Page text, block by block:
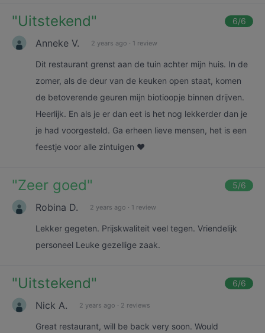
"Uitstekend" 6/6
Anneke V. 2 years ago · 1 review
Dit restaurant grenst aan de tuin achter mijn huis. In de
zomer, als de deur van de keuken open staat, komen
de betoverende geuren mijn biotioopje binnen drijven.
Heerlijk. En als je er dan eet is het nog lekkerder dan je
je had voorgesteld. Ga erheen lieve mensen, het is een
feestje voor alle zintuigen ❤️
"Zeer goed" 5/6
Robina D. 2 years ago · 1 review
Lekker gegeten. Prijskwaliteit veel tegen. Vriendelijk
personeel Leuke gezellige zaak.
"Uitstekend" 6/6
Nick A. 2 years ago · 2 reviews
Great restaurant, will be back very soon. Would